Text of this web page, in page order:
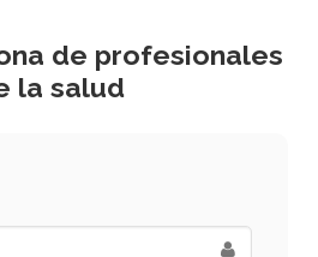
de profesionales
la salud